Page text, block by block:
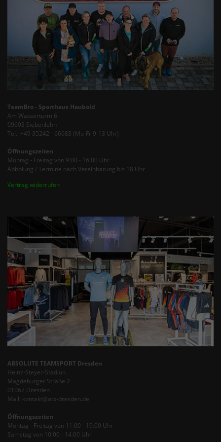
TeamBro - Sporthaus Haubold
Am Wasserturm 6
09603 Siebenlehn
Tel.: +49 35242 - 66683 (Mo-Fr 9-13 Uhr)
Öffnungszeiten
Montag - Freitag von 9:00 - 16:00 Uhr
Abholung / Termine nach Vereinbarung bis 18 Uhr
Vertrag widerrufen
ABSOLUTE TEAMSPORT Dresden
Heinz-Steyer-Stadion
Magdeburger Straße 2
01067 Dresden
Mail: kontakt@ats-dresden.de
Öffnungszeiten
Montag - Freitag von 11:00 - 19:00 Uhr
Samstag von 10:00 - 14:00 Uhr